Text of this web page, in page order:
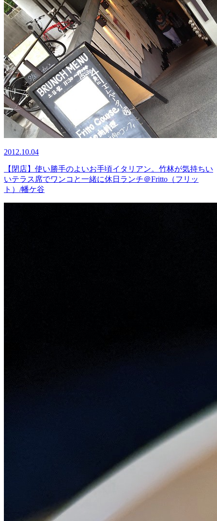
2012.10.04
【閉店】使い勝手のよいお手頃イタリアン。竹林が気持ちい
いテラス席でワンコと一緒に休日ランチ＠Fritto（フリッ
ト）/幡ケ谷